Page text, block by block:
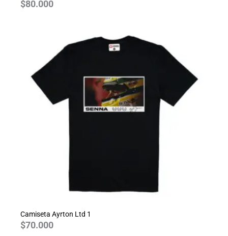
$80.000
Camiseta Ayrton Ltd 1
$70.000